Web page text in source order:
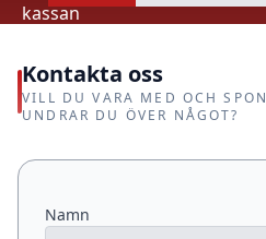
kassan
Kontakta oss
VILL DU VARA MED OCH
UNDRAR DU ÖVER NÅGOT?
Namn